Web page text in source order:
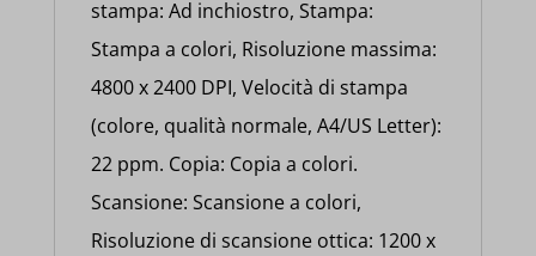
stampa: Ad inchiostro, Stampa:
Stampa a colori, Risoluzione massima:
4800 x 2400 DPI, Velocità di stampa
(colore, qualità normale, A4/US Letter):
22 ppm. Copia: Copia a colori.
Scansione: Scansione a colori,
Risoluzione di scansione ottica: 1200 x